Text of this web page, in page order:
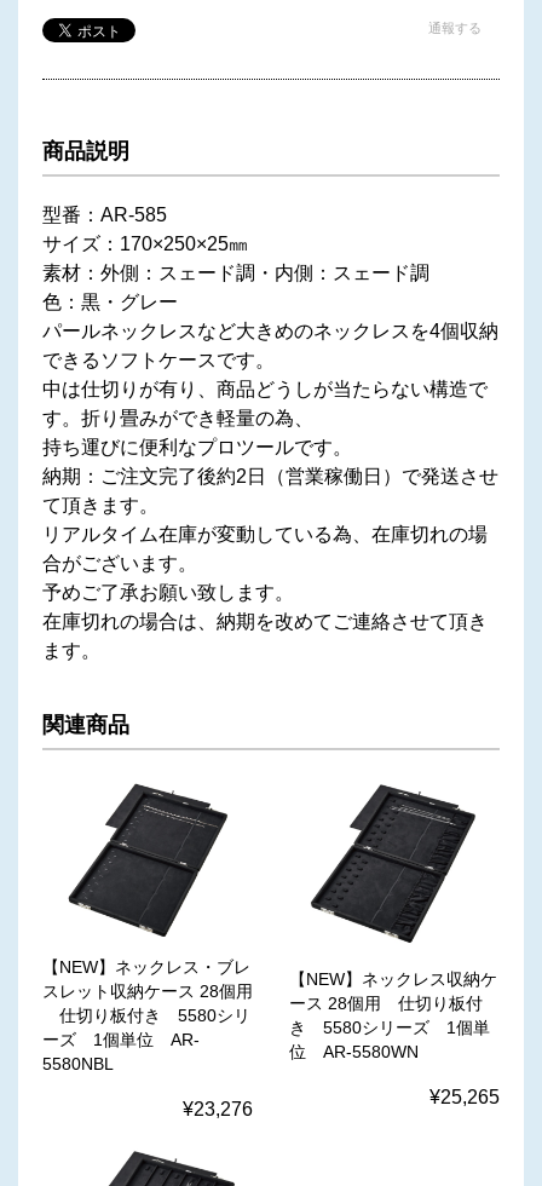
通報する
商品説明
型番：AR-585
サイズ：170×250×25㎜
素材：外側：スェード調・内側：スェード調
色：黒・グレー
パールネックレスなど大きめのネックレスを4個収納
できるソフトケースです。
中は仕切りが有り、商品どうしが当たらない構造で
す。折り畳みができ軽量の為、
持ち運びに便利なプロツールです。
納期：ご注文完了後約2日（営業稼働日）で発送させ
て頂きます。
リアルタイム在庫が変動している為、在庫切れの場
合がございます。
予めご了承お願い致します。
在庫切れの場合は、納期を改めてご連絡させて頂き
ます。
関連商品
【NEW】ネックレス・ブレ
スレット収納ケース 28個用
仕切り板付き 5580シリ
ーズ 1個単位 AR-
5580NBL
¥23,276
【NEW】ネックレス収納ケ
ース 28個用 仕切り板付
き 5580シリーズ 1個単
位 AR-5580WN
¥25,265